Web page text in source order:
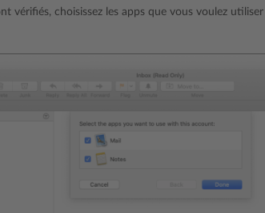
vérifiés, choisissez les apps que vous voulez